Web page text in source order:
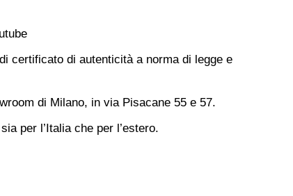
certificato di autenticità a norma di legge e
di Milano, in via Pisacane 55 e 57.
per l’Italia che per l’estero.